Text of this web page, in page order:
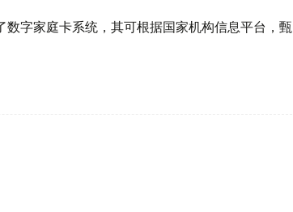
字家庭卡系统，其可根据国家机构信息平台，甄